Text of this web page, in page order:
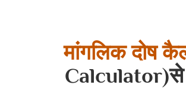
मांगलिक दोष